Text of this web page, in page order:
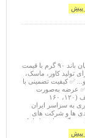
???? فروش مستقیم پارچه اسپان باند ۹۰ گرم با قیمت
مناسب برای تولید کاور، ماسک،
✅ کیفیت تضمینی با
✅ عرضه به‌صورت
طاقه‌ای و عدلی در انواع مختلف (۱۲۰، ۱۶۰
به سراسر ایران
ها و شرکت های
پخش ???? قیمت روز اسپان باند ۹۰ گرم را فقط با یک